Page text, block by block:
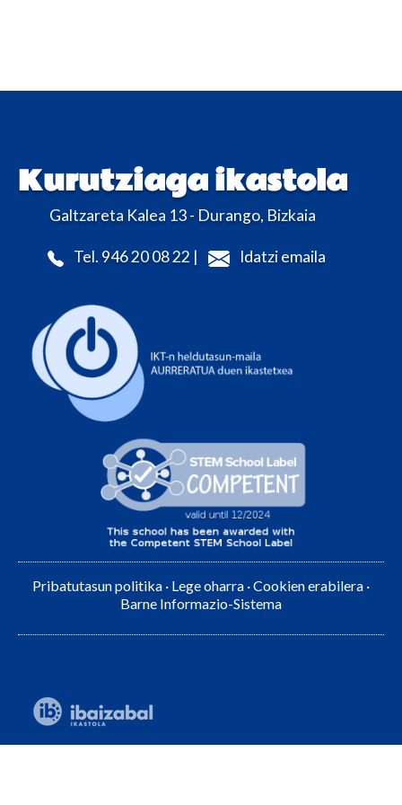
Kurutziaga ikastola
Galtzareta Kalea 13 - Durango, Bizkaia
Tel. 946 20 08 22 | Idatzi emaila
Pribatutasun politika · Lege oharra ·Cookien erabilera ·
Barne Informazio-Sistema